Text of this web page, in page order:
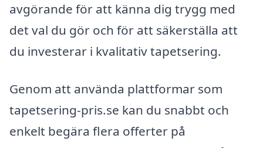
avgörande för att känna dig trygg med
det val du gör och för att säkerställa att
du investerar i kvalitativ tapetsering.
Genom att använda plattformar som
tapetsering-pris.se kan du snabbt och
enkelt begära flera offerter på